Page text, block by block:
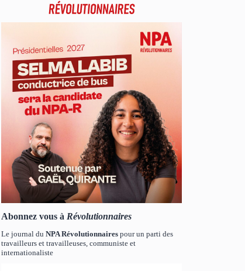
Abonnez vous à Révolutionnaires
Le journal duNPA Révolutionnaires pour un parti des
travailleurs et travailleuses, communiste et
internationaliste